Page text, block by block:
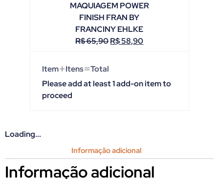
MAQUIAGEM POWER
FINISH FRAN BY
FRANCINY EHLKE
R$65,90R$58,90
Item+Itens=Total
Please add at least 1 add-on item to
proceed
Loading...
Informação adicional
Informação adicional